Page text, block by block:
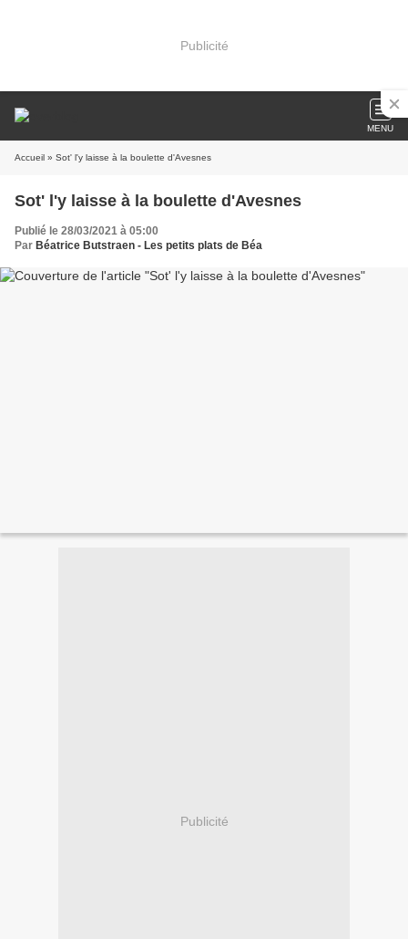
Publicité
MENU
Accueil » Sot' l'y laisse à la boulette d'Avesnes
Sot' l'y laisse à la boulette d'Avesnes
Publié le 28/03/2021 à 05:00
Par Béatrice Butstraen - Les petits plats de Béa
Publicité